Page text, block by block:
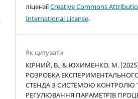
ліцензіїCreative Commons
International License.
Як цитувати
КІРНИЙ, В., & ЮХИМЕНКО, М.
РОЗРОБКА
СТЕНДА З СИСТЕМОЮ КОНТРОЛЮ
РЕГУЛЮВАННЯ ПАРАМЕТРІВ